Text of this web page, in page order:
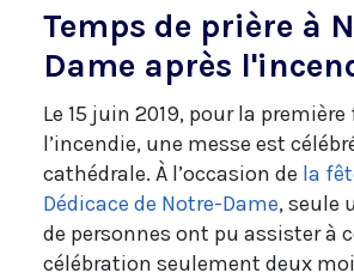
Temps de prière à
Dame après
Le 15 juin 2019, pour la
l’incendie, une messe est
cathédrale. À l’occasion de la
Dédicace de Notre-Dame, seule
de personnes ont pu assister à
célébration seulement deux